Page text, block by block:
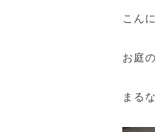
こん
お庭
まる